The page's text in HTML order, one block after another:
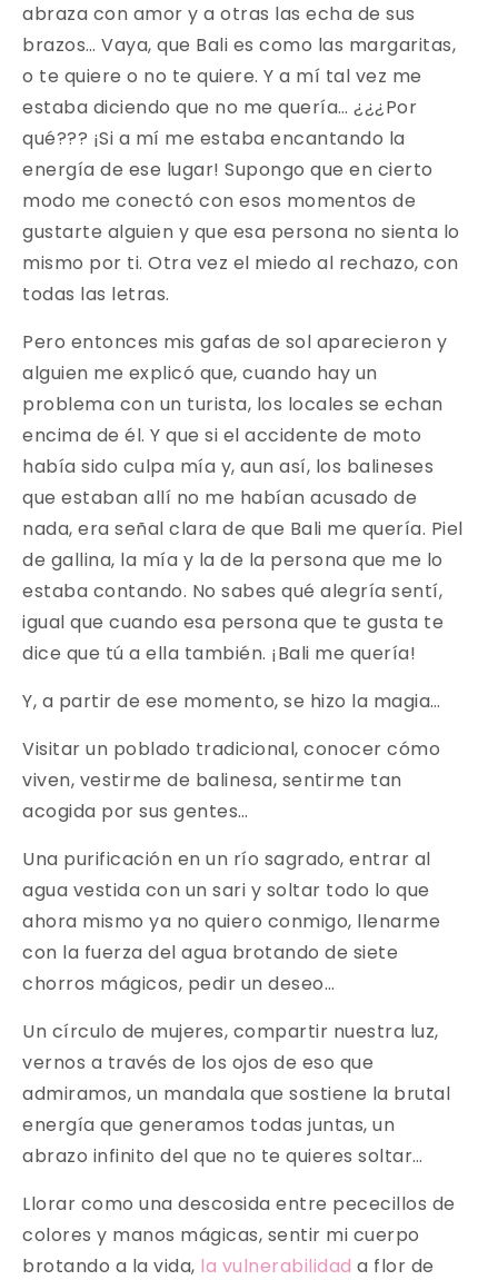
abraza con amor y a otras las echa de sus
brazos… Vaya, que Bali es como las margaritas,
o te quiere o no te quiere. Y a mí tal vez me
estaba diciendo que no me quería… ¿¿¿Por
qué??? ¡Si a mí me estaba encantando la
energía de ese lugar! Supongo que en cierto
modo me conectó con esos momentos de
gustarte alguien y que esa persona no sienta lo
mismo por ti. Otra vez el miedo al rechazo, con
todas las letras.
Pero entonces mis gafas de sol aparecieron y
alguien me explicó que, cuando hay un
problema con un turista, los locales se echan
encima de él. Y que si el accidente de moto
había sido culpa mía y, aun así, los balineses
que estaban allí no me habían acusado de
nada, era señal clara de que Bali me quería. Piel
de gallina, la mía y la de la persona que me lo
estaba contando. No sabes qué alegría sentí,
igual que cuando esa persona que te gusta te
dice que tú a ella también. ¡Bali me quería!
Y, a partir de ese momento, se hizo la magia…
Visitar un poblado tradicional, conocer cómo
viven, vestirme de balinesa, sentirme tan
acogida por sus gentes…
Una purificación en un río sagrado, entrar al
agua vestida con un sari y soltar todo lo que
ahora mismo ya no quiero conmigo, llenarme
con la fuerza del agua brotando de siete
chorros mágicos, pedir un deseo…
Un círculo de mujeres, compartir nuestra luz,
vernos a través de los ojos de eso que
admiramos, un mandala que sostiene la brutal
energía que generamos todas juntas, un
abrazo infinito del que no te quieres soltar…
Llorar como una descosida entre pececillos de
colores y manos mágicas, sentir mi cuerpo
brotando a la vida, la vulnerabilidad a flor de